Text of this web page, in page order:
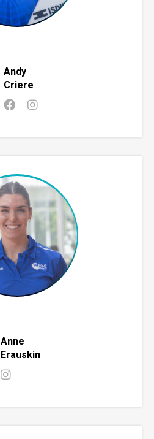
Andy
Criere
Anne
Erauskin